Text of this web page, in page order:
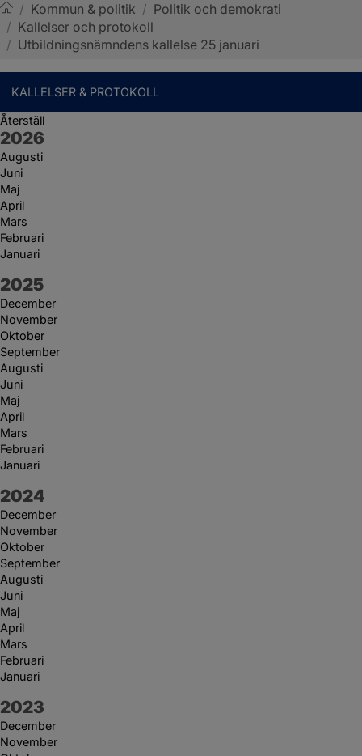
Sotenäs kommun
/ Kommun & politik / Politik och demokrati
/ Kallelser och protokoll
/ Utbildningsnämndens kallelse 25 januari
KALLELSER & PROTOKOLL
Återställ
År:
2026
Augusti
Juni
Maj
April
Mars
Februari
Januari
År:
2025
December
November
Oktober
September
Augusti
Juni
Maj
April
Mars
Februari
Januari
År:
2024
December
November
Oktober
September
Augusti
Juni
Maj
April
Mars
Februari
Januari
År:
2023
December
November